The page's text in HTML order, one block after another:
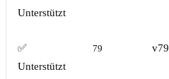
Unterstützt
✅
Unterstützt
79 v79